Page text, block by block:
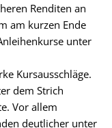
Renditen an
am kurzen Ende
unter
Kursausschläge.
dem Strich
Vor allem
deutlicher unter